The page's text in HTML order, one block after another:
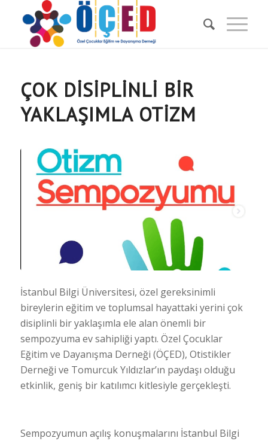
ÇOK DISIPLINLI BIR
YAKLAŞIMLA OTIZM
İstanbul Bilgi Üniversitesi, özel gereksinimli
bireylerin eğitim ve toplumsal hayattaki yerini çok
disiplinli bir yaklaşımla ele alan önemli bir
sempozyuma ev sahipliği yaptı. Özel Çocuklar
Eğitim ve Dayanışma Derneği (ÖÇED), Otistikler
Derneği ve Tomurcuk Yıldızlar’ın paydaşı olduğu
etkinlik, geniş bir katılımcı kitlesiyle gerçekleşti.
Sempozyumun açılış konuşmalarını İstanbul Bilgi